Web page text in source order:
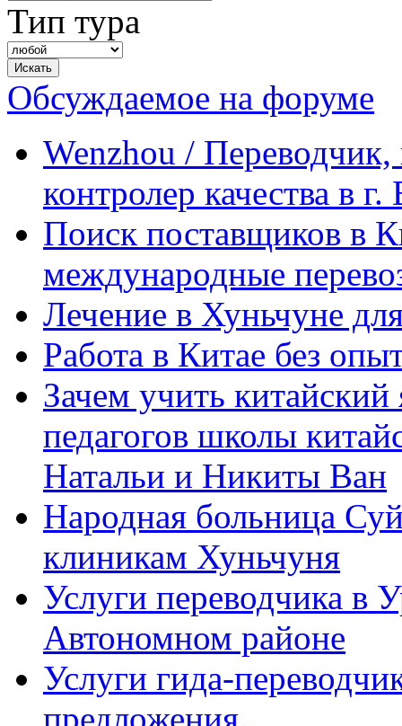
Тип тура
Обсуждаемое на форуме
Wenzhou / Переводчик,
контролер качества в
Поиск поставщиков в
международные
Лечение в Хуньчуне
Работа в Китае без
Зачем учить
педагогов школы
Натальи и Никиты Ван
Народная больница
клиникам Хуньчуня
Услуги переводчика в
Автономном районе
Услуги гида-
предложения.